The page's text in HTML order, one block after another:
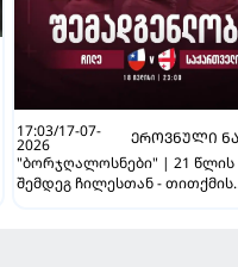
17:03/17-07-
2026
ᲔᲠᲝᲕᲜᲣᲚᲘ
"ბორჯღალოსნები" | 21 წლის
შემდეგ ჩილესთან - თითქმის